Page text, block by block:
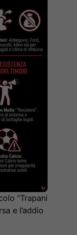
“Trapani
e l’addio